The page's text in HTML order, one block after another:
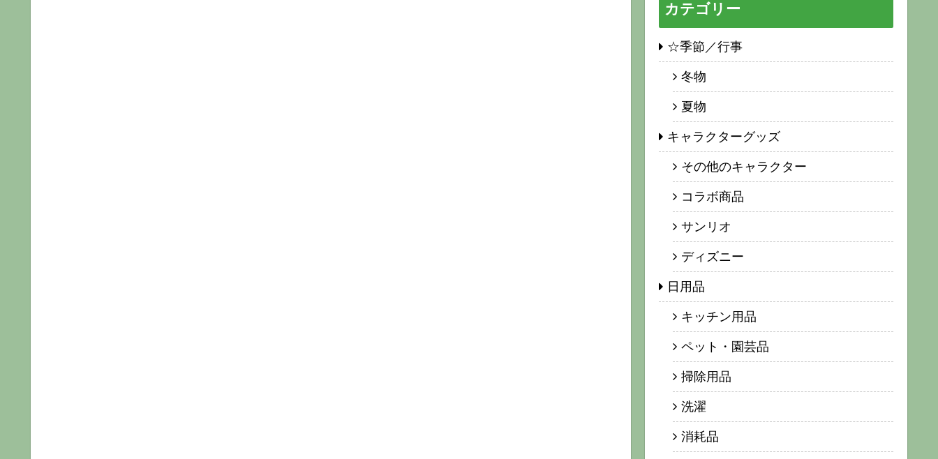
カテゴリー
☆季節／行事
冬物
夏物
キャラクターグッズ
その他のキャラクター
コラボ商品
サンリオ
ディズニー
日用品
キッチン用品
ペット・園芸品
掃除用品
洗濯
消耗品